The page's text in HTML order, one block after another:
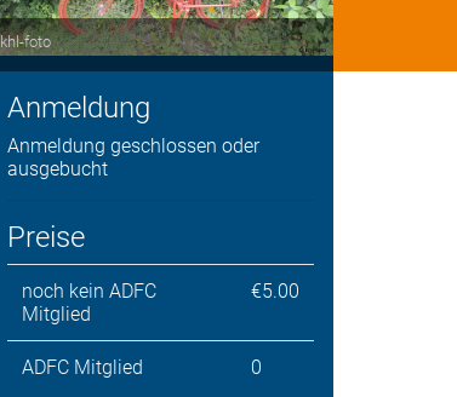
khl-foto
Anmeldung
Anmeldung geschlossen oder
ausgebucht
Preise
noch kein ADFC
Mitglied
€5.00
ADFC Mitglied 0